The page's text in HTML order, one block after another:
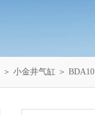
＞ 小金井气缸 ＞